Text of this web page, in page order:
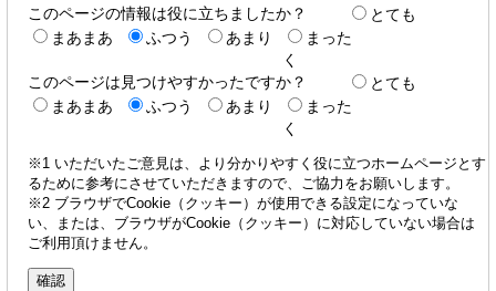
このページの情報は役に立ちましたか？
とても
まあまあ
ふつう あまり
まった
く
このページは見つけやすかったですか？
とても
まあまあ
ふつう あまり
まった
く
※1 いただいたご意見は、より分かりやすく役に立つホームページとす
るために参考にさせていただきますので、ご協力をお願いします。
※2 ブラウザでCookie（クッキー）が使用できる設定になっていな
い、または、ブラウザがCookie（クッキー）に対応していない場合は
ご利用頂けません。